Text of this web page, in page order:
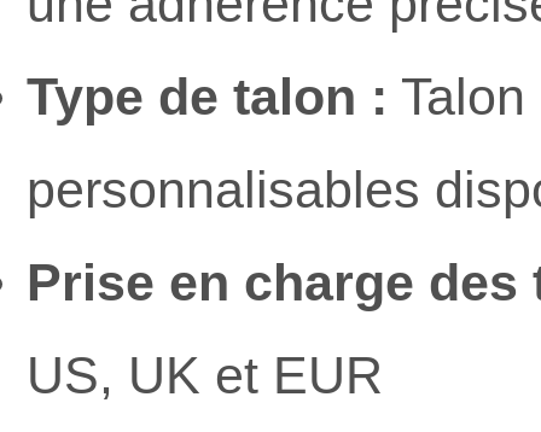
Type de talon :
personnalisables
Prise en charge des
US, UK et EUR